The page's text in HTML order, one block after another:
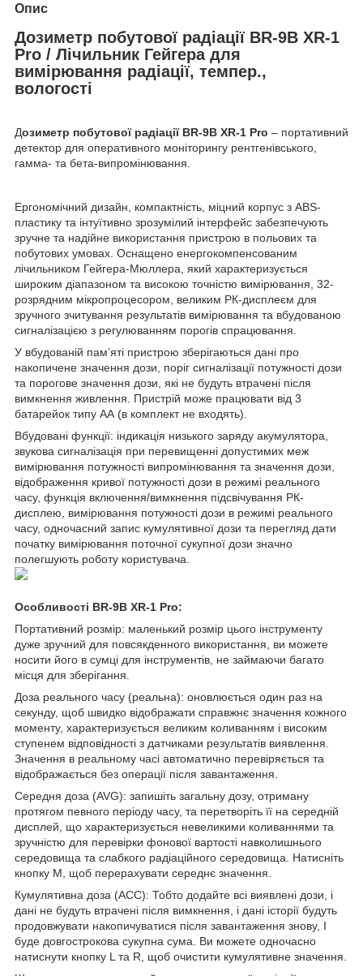
Опис
Дозиметр побутової радіації BR-9B XR-1
Pro / Лічильник Гейгера для
вимірювання радіації, темпер.,
вологості
Дозиметр побутової радіації BR-9B XR-1 Pro – портативний
детектор для оперативного моніторингу рентгенівського,
гамма- та бета-випромінювання.
Ергономічний дизайн, компактність, міцний корпус з ABS-
пластику та інтуїтивно зрозумілий інтерфейс забезпечують
зручне та надійне використання пристрою в польових та
побутових умовах. Оснащено енергокомпенсованим
лічильником Гейгера-Мюллера, який характеризується
широким діапазоном та високою точністю вимірювання, 32-
розрядним мікропроцесором, великим РК-дисплеєм для
зручного зчитування результатів вимірювання та вбудованою
сигналізацією з регулюванням порогів спрацювання.
У вбудованій пам’яті пристрою зберігаються дані про
накопичене значення дози, поріг сигналізації потужності дози
та порогове значення дози, які не будуть втрачені після
вимкнення живлення. Пристрій може працювати від 3
батарейок типу АА (в комплект не входять).
Вбудовані функції: індикація низького заряду акумулятора,
звукова сигналізація при перевищенні допустимих меж
вимірювання потужності випромінювання та значення дози,
відображення кривої потужності дози в режимі реального
часу, функція включення/вимкнення підсвічування РК-
дисплею, вимірювання потужності дози в режимі реального
часу, одночасний запис кумулятивної дози та перегляд дати
початку вимірювання поточної сукупної дози значно
полегшують роботу користувача.
Особливості BR-9B XR-1 Pro:
Портативний розмір: маленький розмір цього інструменту
дуже зручний для повсякденного використання, ви можете
носити його в сумці для інструментів, не займаючи багато
місця для зберігання.
Доза реального часу (реальна): оновлюється один раз на
секунду, щоб швидко відображати справжнє значення кожного
моменту, характеризується великим коливанням і високим
ступенем відповідності з датчиками результатів виявлення.
Значення в реальному часі автоматично перевіряється та
відображається без операції після завантаження.
Середня доза (AVG): запишіть загальну дозу, отриману
протягом певного періоду часу, та перетворіть її на середній
дисплей, що характеризується невеликими коливаннями та
зручністю для перевірки фонової вартості навколишнього
середовища та слабкого радіаційного середовища. Натисніть
кнопку M, щоб перерахувати середнє значення.
Кумулятивна доза (ACC): Тобто додайте всі виявлені дози, і
дані не будуть втрачені після вимкнення, і дані історії будуть
продовжувати накопичуватися після завантаження знову, І
буде довгострокова сукупна сума. Ви можете одночасно
натиснути кнопку L та R, щоб очистити кумулятивне значення.